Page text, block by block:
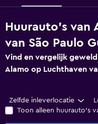
Huurauto's van
van São Paulo
Vind en vergelijk
Alamo op Luchthaven
Zelfde inleverlocatie
Toon alleen huurauto's